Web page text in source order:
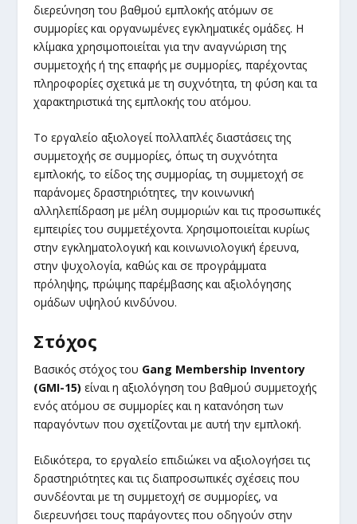
διερεύνηση του βαθμού εμπλοκής ατόμων σε
συμμορίες και οργανωμένες εγκληματικές ομάδες. Η
κλίμακα χρησιμοποιείται για την αναγνώριση της
συμμετοχής ή της επαφής με συμμορίες, παρέχοντας
πληροφορίες σχετικά με τη συχνότητα, τη φύση και τα
χαρακτηριστικά της εμπλοκής του ατόμου.
Το εργαλείο αξιολογεί πολλαπλές διαστάσεις της
συμμετοχής σε συμμορίες, όπως τη συχνότητα
εμπλοκής, το είδος της συμμορίας, τη συμμετοχή σε
παράνομες δραστηριότητες, την κοινωνική
αλληλεπίδραση με μέλη συμμοριών και τις προσωπικές
εμπειρίες του συμμετέχοντα. Χρησιμοποιείται κυρίως
στην εγκληματολογική και κοινωνιολογική έρευνα,
στην ψυχολογία, καθώς και σε προγράμματα
πρόληψης, πρώιμης παρέμβασης και αξιολόγησης
ομάδων υψηλού κινδύνου.
Στόχος
Βασικός στόχος του Gang Membership Inventory
(GMI-15) είναι η αξιολόγηση του βαθμού συμμετοχής
ενός ατόμου σε συμμορίες και η κατανόηση των
παραγόντων που σχετίζονται με αυτή την εμπλοκή.
Ειδικότερα, το εργαλείο επιδιώκει να αξιολογήσει τις
δραστηριότητες και τις διαπροσωπικές σχέσεις που
συνδέονται με τη συμμετοχή σε συμμορίες, να
διερευνήσει τους παράγοντες που οδηγούν στην